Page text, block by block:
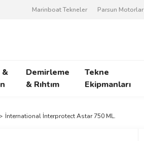
Marinboat Tekneler Parsun Motorlar
&
Demirleme
& Rıhtım
Tekne
Ekipmanları
İnternational İnterprotect Astar 750 ML.